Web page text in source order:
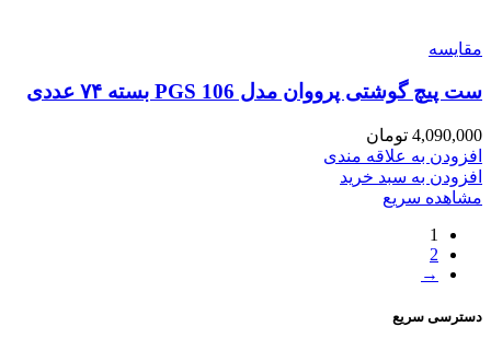
مقایسه
ست پیچ گوشتی پرووان مدل PGS 106 بسته ۷۴ عددی
4,090,000 تومان
افزودن به علاقه مندی
افزودن به سبد خرید
مشاهده سریع
1
2
→
دسترسی سریع